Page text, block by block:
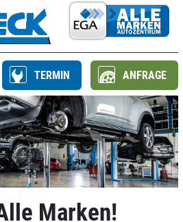
TERMIN ANFRAGE
Marken!